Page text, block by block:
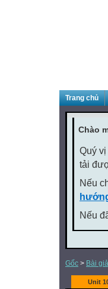
Trang chủ
Chào
Quý
tải
Nếu
Nếu
Gốc > Bài
Unit